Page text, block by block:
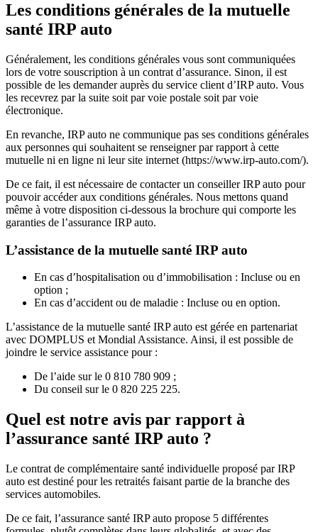
Les conditions générales de la mutuelle
santé IRP auto
Généralement, les conditions générales vous sont communiquées
lors de votre souscription à un contrat d’assurance. Sinon, il est
possible de les demander auprès du service client d’IRP auto. Vous
les recevrez par la suite soit par voie postale soit par voie
électronique.
En revanche, IRP auto ne communique pas ses conditions générales
aux personnes qui souhaitent se renseigner par rapport à cette
mutuelle ni en ligne ni leur site internet (https://www.irp-auto.com/).
De ce fait, il est nécessaire de contacter un conseiller IRP auto pour
pouvoir accéder aux conditions générales. Nous mettons quand
même à votre disposition ci-dessous la brochure qui comporte les
garanties de l’assurance IRP auto.
L’assistance de la mutuelle santé IRP auto
En cas d’hospitalisation ou d’immobilisation : Incluse ou en
option ;
En cas d’accident ou de maladie : Incluse ou en option.
L’assistance de la mutuelle santé IRP auto est gérée en partenariat
avec DOMPLUS et Mondial Assistance. Ainsi, il est possible de
joindre le service assistance pour :
De l’aide sur le 0 810 780 909 ;
Du conseil sur le 0 820 225 225.
Quel est notre avis par rapport à
l’assurance santé IRP auto ?
Le contrat de complémentaire santé individuelle proposé par IRP
auto est destiné pour les retraités faisant partie de la branche des
services automobiles.
De ce fait, l’assurance santé IRP auto propose 5 différentes